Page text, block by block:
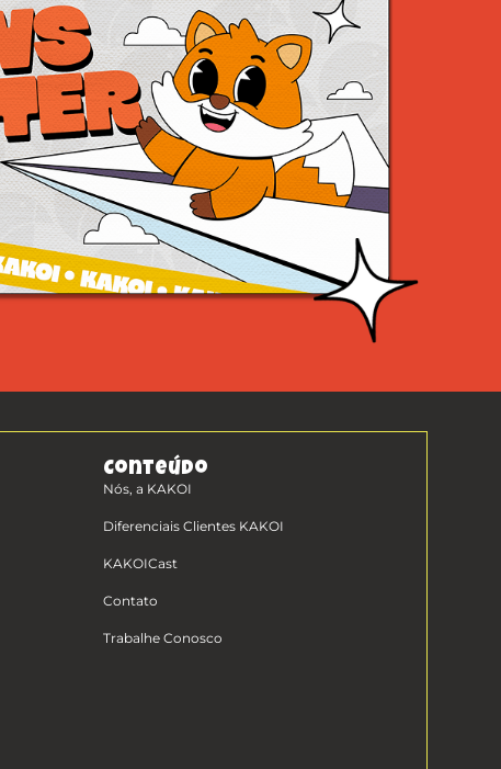
Conteúdo
Nós, a KAKOI
Diferenciais Clientes KAKOI
KAKOICast
Contato
Trabalhe Conosco